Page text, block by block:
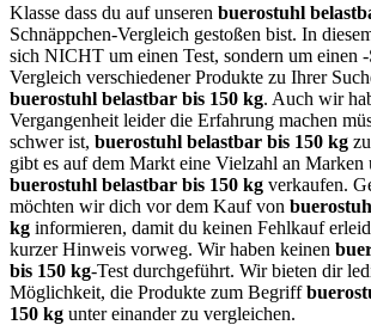
Klasse dass du auf unseren buerostuhl
Schnäppchen-Vergleich gestoßen bist. In
sich NICHT um einen Test, sondern um einen
Vergleich verschiedener Produkte zu Ihrer
buerostuhl belastbar bis 150 kg. Auch wir
Vergangenheit leider die Erfahrung machen
schwer ist, buerostuhl belastbar bis 150 kg
gibt es auf dem Markt eine Vielzahl an Marken
buerostuhl belastbar bis 150 kg verkaufen.
möchten wir dich vor dem Kauf von
kg informieren, damit du keinen Fehlkauf
kurzer Hinweis vorweg. Wir haben keinen
bis 150 kg-Test durchgeführt. Wir bieten dir
Möglichkeit, die Produkte zum Begriff
150 kg unter einander zu vergleichen.